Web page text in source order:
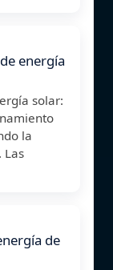
energía
solar:
la
Las
de